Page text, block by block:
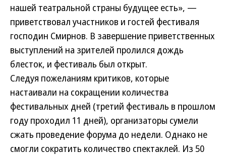
нашей театральной страны будущее есть», —
приветствовал участников и гостей фестиваля
господин Смирнов. В завершение приветственных
выступлений на зрителей пролился дождь
блесток, и фестиваль был открыт.
Следуя пожеланиям критиков, которые
настаивали на сокращении количества
фестивальных дней (третий фестиваль в прошлом
году проходил 11 дней), организаторы сумели
сжать проведение форума до недели. Однако не
смогли сократить количество спектаклей. Из 50